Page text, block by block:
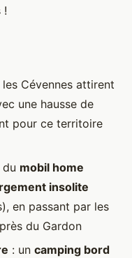
!
les Cévennes attirent
une hausse de
pour ce territoire
du mobil home
insolite
en passant par les
du Gardon
: un camping bord